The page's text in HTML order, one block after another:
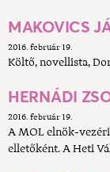
MAKOVICS
2016. február 19.
Költő, novellista,
HERNÁDI
2016. február 19.
A MOL elnök-
elletőként. A Heti